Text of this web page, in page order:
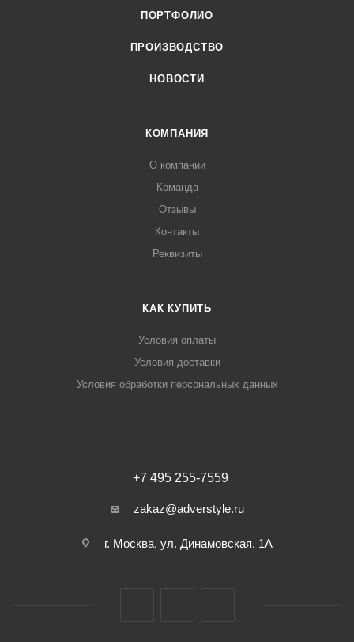
ПОРТФОЛИО
ПРОИЗВОДСТВО
НОВОСТИ
КОМПАНИЯ
О компании
Команда
Отзывы
Контакты
Реквизиты
КАК КУПИТЬ
Условия оплаты
Условия доставки
Условия обработки персональных данных
+7 495 255-7559
zakaz@adverstyle.ru
г. Москва, ул. Динамовская, 1А